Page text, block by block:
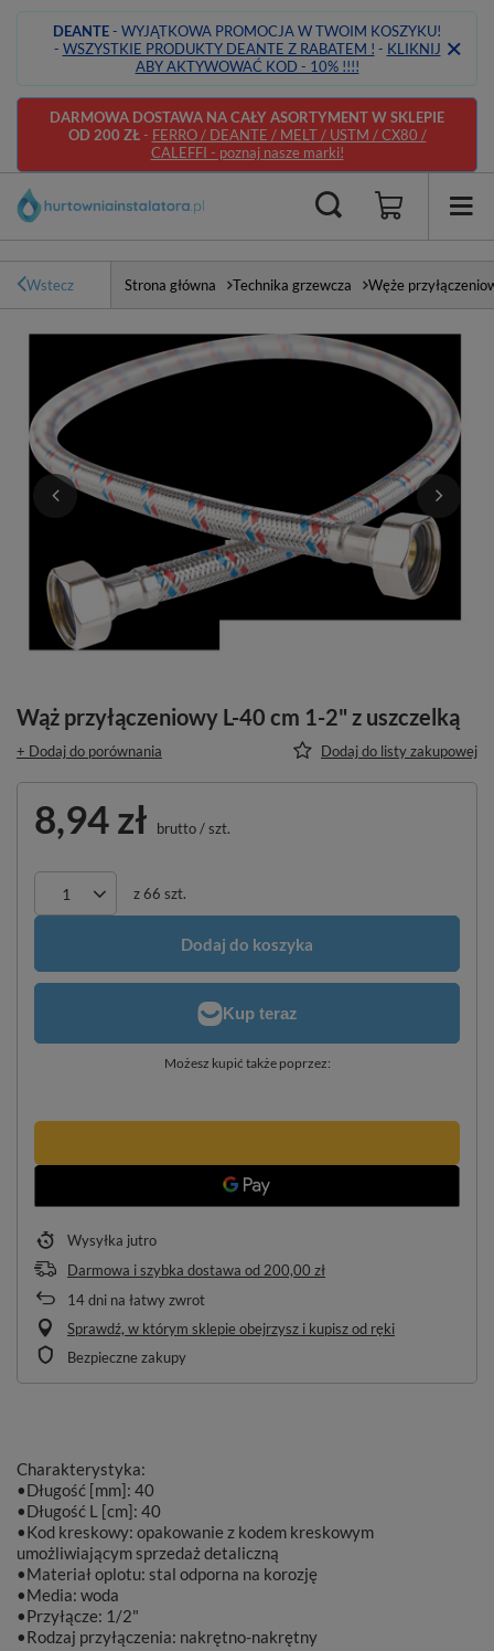
DEANTE- WYJĄTKOWA PROMOCJA W TWOIM KOSZYKU!
- WSZYSTKIE PRODUKTY DEANTE Z RABATEM ! - KLIKNIJ
ABY AKTYWOWAĆ KOD - 10% !!!!
DARMOWA DOSTAWA NA CAŁY ASORTYMENT W SKLEPIE
OD 200 ZŁ- FERRO / DEANTE / MELT / USTM / CX80 /
CALEFFI - poznaj nasze marki!
Wstecz Strona główna Technika grzewcza Węże
Wąż przyłączeniowy L-40 cm 1-2" z uszczelką
+ Dodaj do porównania Dodaj do listy zakupowej
8,94 zł brutto/szt.
z66 szt.
Dodaj do koszyka
Możesz kupić także poprzez:
Wysyłka jutro
Darmowa i szybka dostawa od 200,00 zł
14dni na łatwy zwrot
Sprawdź, w którym sklepie obejrzysz i kupisz od ręki
Bezpieczne zakupy
Charakterystyka:
•Długość [mm]: 40
•Długość L [cm]: 40
•Kod kreskowy: opakowanie z kodem kreskowym
umożliwiającym sprzedaż detaliczną
•Materiał oplotu: stal odporna na korozję
•Media: woda
•Przyłącze: 1/2"
•Rodzaj przyłączenia: nakrętno-nakrętny